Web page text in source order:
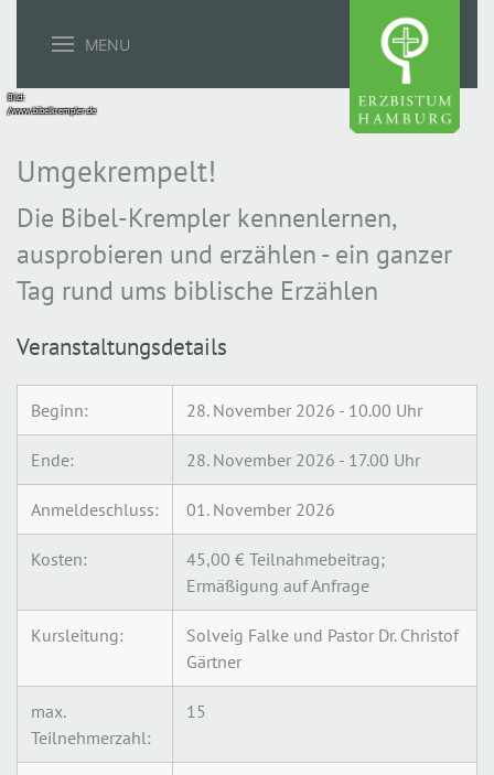
MENU
Bild:
/www.bibelkrempler.de
Umgekrempelt!
Die Bibel-Krempler kennenlernen,
ausprobieren und erzählen - ein ganzer
Tag rund ums biblische Erzählen
Veranstaltungsdetails
Beginn: 28. November 2026 - 10.00 Uhr
Ende: 28. November 2026 - 17.00 Uhr
Anmeldeschluss: 01. November 2026
Kosten:
45,00 € Teilnahmebeitrag;
Ermäßigung auf Anfrage
Kursleitung:
Solveig Falke und Pastor Dr. Christof
Gärtner
max.
Teilnehmerzahl:
15